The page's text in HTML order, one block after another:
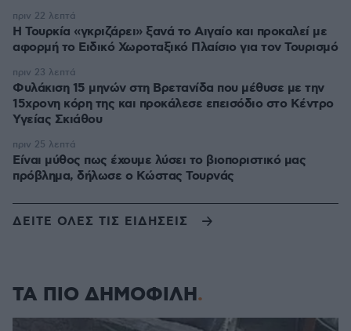
Η Τουρκία «γκριζάρει» ξανά το Αιγαίο και προκαλεί με
αφορμή το Ειδικό Χωροταξικό Πλαίσιο για τον Τουρισμό
πριν 22 λεπτά
Φυλάκιση 15 μηνών στη Βρετανίδα που μέθυσε με την
15χρονη κόρη της και προκάλεσε επεισόδιο στο Κέντρο
Υγείας Σκιάθου
πριν 23 λεπτά
Είναι μύθος πως έχουμε λύσει το βιοποριστικό μας
πρόβλημα, δήλωσε ο Κώστας Τουρνάς
πριν 25 λεπτά
ΔΕΙΤΕ ΟΛΕΣ ΤΙΣ ΕΙΔΗΣΕΙΣ
ΤΑ ΠΙΟ ΔΗΜΟΦΙΛΗ